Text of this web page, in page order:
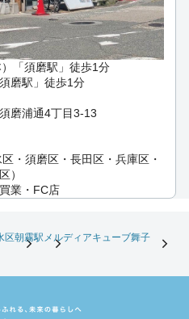
「須磨駅」徒歩1分
磨駅」徒歩1分
磨浦通4丁目3-13
・須磨区・長田区・兵庫区・
）
業・FC店
区朝霧駅 メルディアキューブ舞子